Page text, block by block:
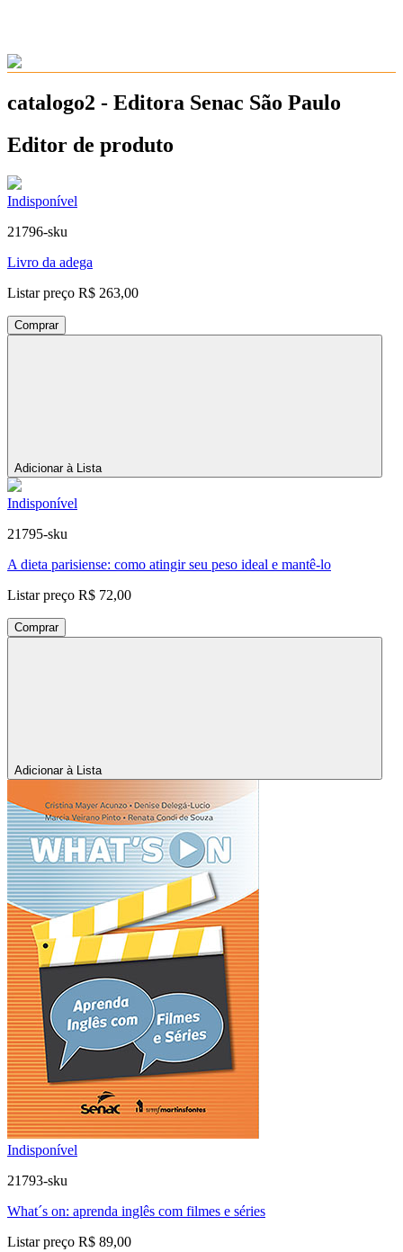
catalogo2 - Editora Senac São Paulo
Editor de produto
Indisponível
21796-sku
Livro da adega
Listar preço R$ 263,00
Comprar
Adicionar à Lista
Indisponível
21795-sku
A dieta parisiense: como atingir seu peso ideal e mantê-lo
Listar preço R$ 72,00
Comprar
Adicionar à Lista
Indisponível
21793-sku
What´s on: aprenda inglês com filmes e séries
Listar preço R$ 89,00